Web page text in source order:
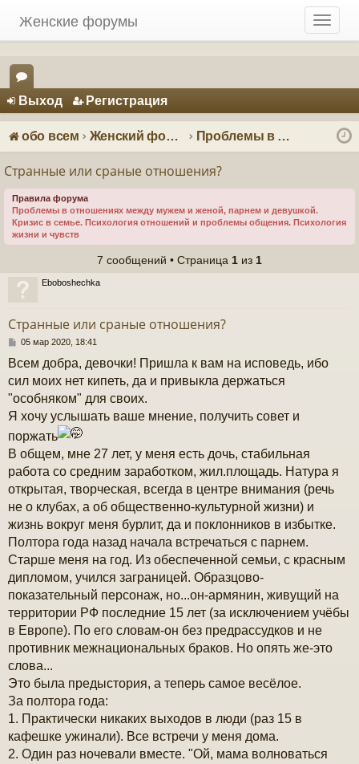
T
o
l
n
v
i
Женские форумы
Регистрация
ор
ум
Выход Регистрация
обо всем Женский форум о мужчинах Проблемы в отношениях - психология отношений
Странные или сраные отношения?
Правила форума
Проблемы в отношениях между мужем и женой, парнем и девушкой.
Кризис в семье. Психология отношений и проблемы общения. Психология
жизни и чувств
7 сообщений • Страница 1 из 1
Eboboshechka
Странные или сраные отношения?
С
о
б
е
н
е
05 мар 2020, 18:41
Всем добра, девочки! Пришла к вам на исповедь, ибо
сил моих нет кипеть, да и привыкла держаться
"особняком" для своих.
Я хочу услышать ваше мнение, получить совет и
поржать
В общем, мне 27 лет, у меня есть дочь, стабильная
работа со средним заработком, жил.площадь. Натура я
открытая, творческая, всегда в центре внимания (речь
не о клубах, а об общественно-культурной жизни) и
жизнь вокруг меня бурлит, да и поклонников в избытке.
Полтора года назад начала встречаться с парнем.
Старше меня на год. Из обеспеченной семьи, с красным
дипломом, учился заграницей. Образцово-
показательный персонаж, но...он-армянин, живущий на
территории РФ последние 15 лет (за исключением учёбы
в Европе). По его словам-он без предрассудков и не
противник межнациональных браков. Но опять же-это
слова...
Это была предыстория, а теперь самое весёлое.
За полтора года:
1. Практически никаких выходов в люди (раз 15 в
кафешке ужинали). Все встречи у меня дома.
2. Один раз ночевали вместе. "Ой, мама волноваться